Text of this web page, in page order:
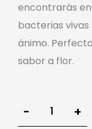
encontrarás
bacterias
ánimo.
sabor a flor.
- +